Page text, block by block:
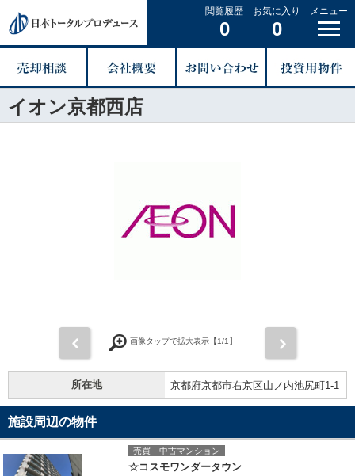
閲覧履歴
0
お気に入り
0
メニュー
イオン京都西店
画像タップで拡大表示【1/1】
所在地 京都府京都市右京区山ノ内池尻町1-1
施設周辺の物件
売買｜中古マンション
☆コスモワンダータウン